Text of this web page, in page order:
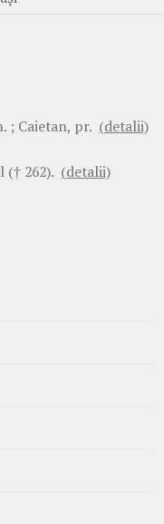
; Caietan, pr. (detalii)
(† 262). (detalii)